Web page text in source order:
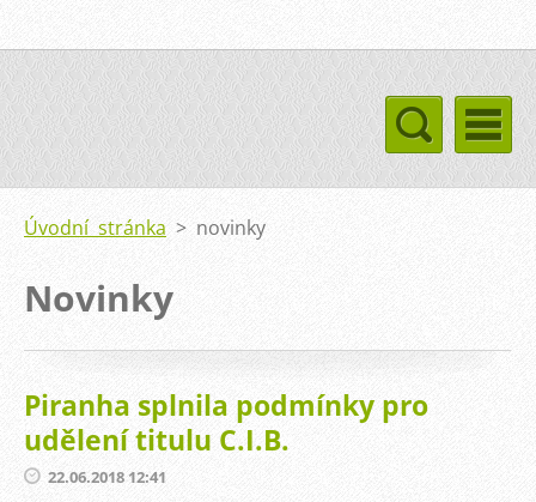
Úvodní stránka > novinky
Novinky
Piranha splnila podmínky pro
udělení titulu C.I.B.
22.06.2018 12:41